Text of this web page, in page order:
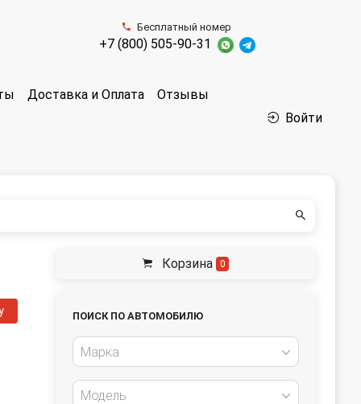
Бесплатный номер
+7 (800) 505-90-31
Доставка и Оплата Отзывы
Войти
Корзина 0
ПОИСК ПО АВТОМОБИЛЮ
Марка
Модель